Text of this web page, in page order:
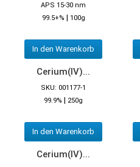
APS 15-30 nm
99.5+% | 100g
In den Warenkorb
Cerium(IV)...
SKU: 001177-1
99.9% | 250g
In den Warenkorb
Cerium(IV)...